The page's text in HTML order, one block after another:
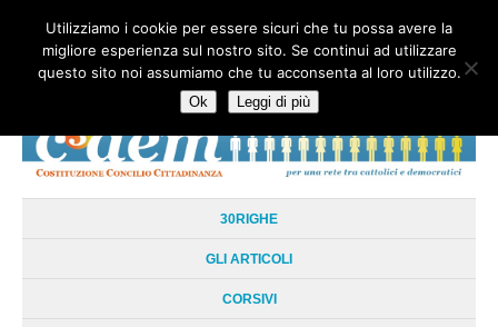
HOME CHI SIAMO LA RETE LE RADICI DOCUMENTAZIONE
AREE TEMATICHE
30RIGHE
GLI ARTICOLI
CORSIVI
Utilizziamo i cookie per essere sicuri che tu possa avere la
migliore esperienza sul nostro sito. Se continui ad utilizzare
questo sito noi assumiamo che tu acconsenta al loro utilizzo.
Ok Leggi di più